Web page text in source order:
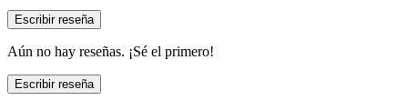
Escribir reseña
Aún no hay reseñas. ¡Sé el primero!
Escribir reseña